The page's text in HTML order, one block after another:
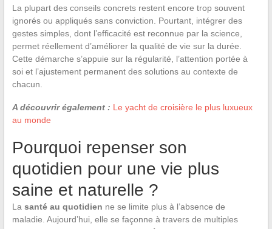
La plupart des conseils concrets restent encore trop souvent
ignorés ou appliqués sans conviction. Pourtant, intégrer des
gestes simples, dont l’efficacité est reconnue par la science,
permet réellement d’améliorer la qualité de vie sur la durée.
Cette démarche s’appuie sur la régularité, l’attention portée à
soi et l’ajustement permanent des solutions au contexte de
chacun.
A découvrir également : Le yacht de croisière le plus luxueux
au monde
Pourquoi repenser son
quotidien pour une vie plus
saine et naturelle ?
La santé au quotidien ne se limite plus à l’absence de
maladie. Aujourd’hui, elle se façonne à travers de multiples